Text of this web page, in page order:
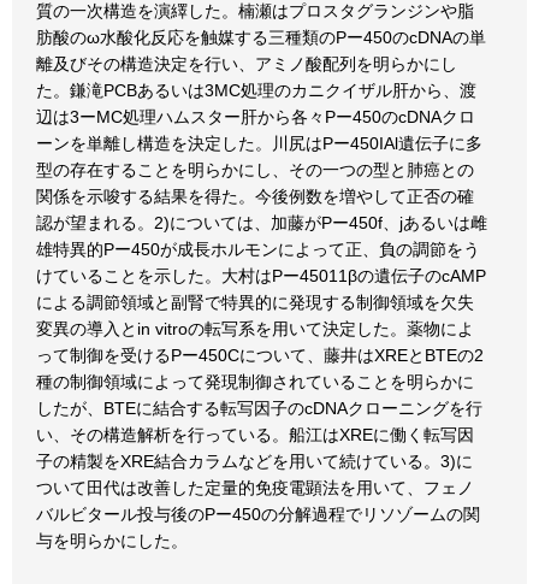
質の一次構造を演繹した。楠瀬はプロスタグランジンや脂
肪酸のω水酸化反応を触媒する三種類のPー450のcDNAの単
離及びその構造決定を行い、アミノ酸配列を明らかにし
た。鎌滝PCBあるいは3MC処理のカニクイザル肝から、渡
辺は3ーMC処理ハムスター肝から各々Pー450のcDNAクロ
ーンを単離し構造を決定した。川尻はPー450IAl遺伝子に多
型の存在することを明らかにし、その一つの型と肺癌との
関係を示唆する結果を得た。今後例数を増やして正否の確
認が望まれる。2)については、加藤がPー450f、jあるいは雌
雄特異的Pー450が成長ホルモンによって正、負の調節をう
けていることを示した。大村はPー45011βの遺伝子のcAMP
による調節領域と副腎で特異的に発現する制御領域を欠失
変異の導入とin vitroの転写系を用いて決定した。薬物によ
って制御を受けるPー450Cについて、藤井はXREとBTEの2
種の制御領域によって発現制御されていることを明らかに
したが、BTEに結合する転写因子のcDNAクローニングを行
い、その構造解析を行っている。船江はXREに働く転写因
子の精製をXRE結合カラムなどを用いて続けている。3)に
ついて田代は改善した定量的免疫電顕法を用いて、フェノ
バルビタール投与後のPー450の分解過程でリソゾームの関
与を明らかにした。